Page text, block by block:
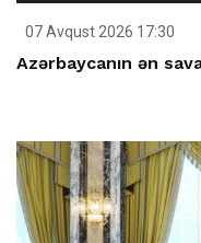
07 Avqust 2026 17:30
Azərbaycanın ən